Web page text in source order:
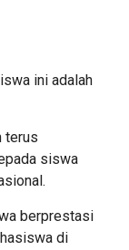
ini adalah
terus
siswa
berprestasi
di